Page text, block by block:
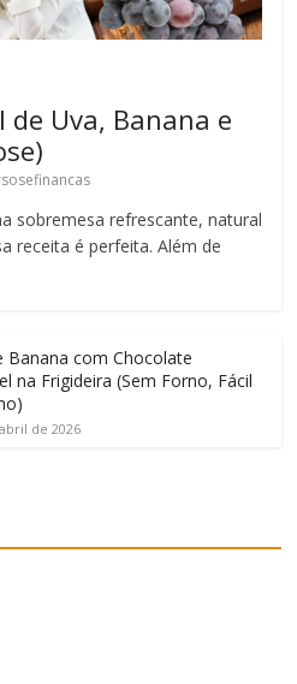
de Uva, Banana e
sobremesa refrescante, natural
receita é perfeita. Além de
Banana com Chocolate
na Frigideira (Sem Forno, Fácil
de 2026